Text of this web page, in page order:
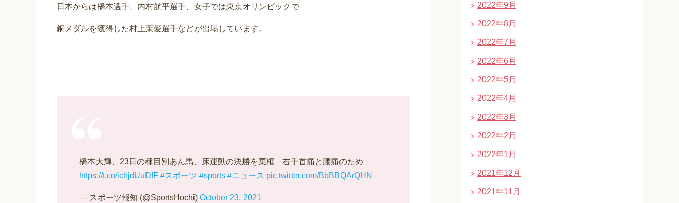
日本からは橋本選手、内村航平選手、女子では東京オリンピックで
銅メダルを獲得した村上茉愛選手などが出場しています。
橋本大輝、23日の種目別あん馬、床運動の決勝を棄権 右手首痛と腰痛のため
https://t.co/ichjdUuDfF #スポーツ #sports #ニュース pic.twitter.com/BbBBQArQHN
— スポーツ報知 (@SportsHochi) October 23, 2021
2022年9月
2022年8月
2022年7月
2022年6月
2022年5月
2022年4月
2022年3月
2022年2月
2022年1月
2021年12月
2021年11月